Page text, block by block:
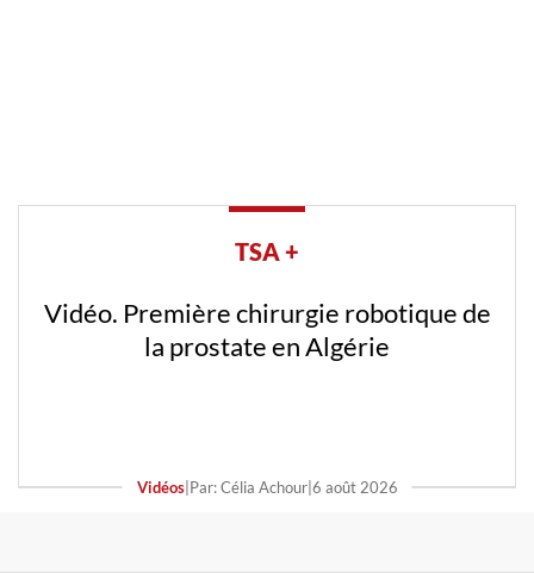
TSA +
Vidéo. Première chirurgie robotique de
la prostate en Algérie
Vidéos| Par: Célia Achour| 6 août 2026